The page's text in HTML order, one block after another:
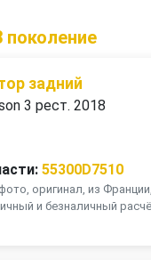
поколение
задний
3 рест. 2018
55300D7510
оригинал, из
и безналичный